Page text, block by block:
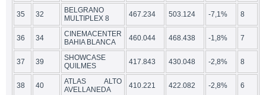
35 32
BELGRANO
MULTIPLEX 8
467.234 503.124 -7,1% 8
36 34
CINEMACENTER
BAHIA BLANCA
460.044 468.438 -1,8% 7
37 39
SHOWCASE
QUILMES
417.843 430.048 -2,8% 8
38 40
ATLAS ALTO
AVELLANEDA
410.221 422.082 -2,8% 6